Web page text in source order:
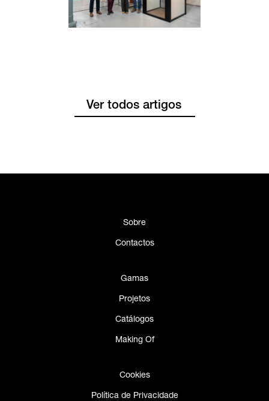
Ver todos artigos
Sobre
Contactos
Gamas
Projetos
Catálogos
Making Of
Cookies
Política de Privacidade